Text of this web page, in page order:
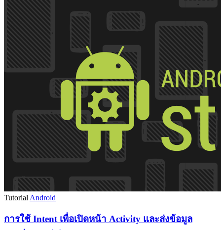
Tutorial Android
การใช้ Intent เพื่อเปิดหน้า Activity และส่งข้อมูล